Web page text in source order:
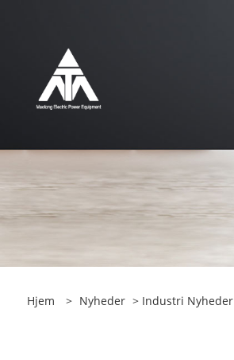
Hjem > Nyheder > Industri Nyheder